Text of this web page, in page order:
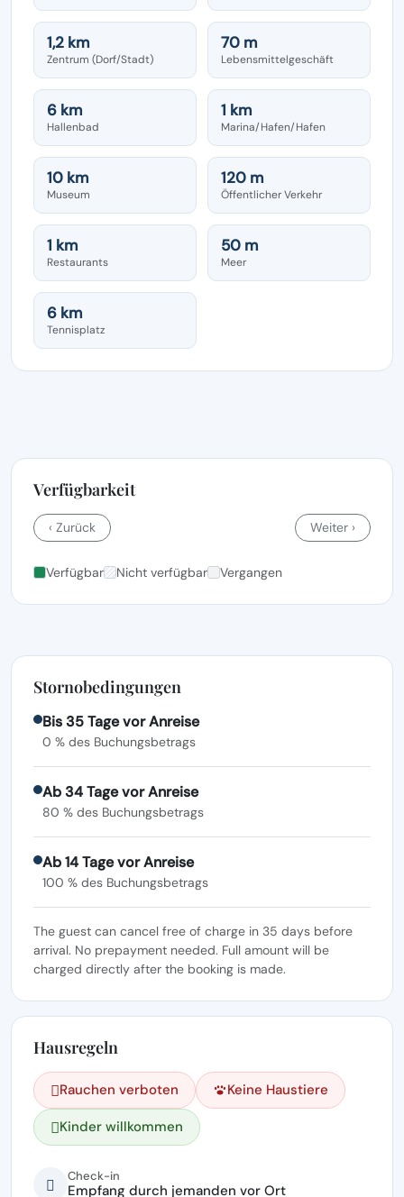
1,2 km
Zentrum (Dorf/Stadt)
70 m
Lebensmittelgeschäft
6 km
Hallenbad
1 km
Marina/Hafen/Hafen
10 km
Museum
120 m
Öffentlicher Verkehr
1 km
Restaurants
50 m
Meer
6 km
Tennisplatz
Verfügbarkeit
‹ Zurück Weiter ›
Verfügbar Nicht verfügbar Vergangen
Stornobedingungen
Bis 35 Tage vor Anreise
0 % des Buchungsbetrags
Ab 34 Tage vor Anreise
80 % des Buchungsbetrags
Ab 14 Tage vor Anreise
100 % des Buchungsbetrags
The guest can cancel free of charge in 35 days before
arrival. No prepayment needed. Full amount will be
charged directly after the booking is made.
Hausregeln
Rauchen verboten Keine Haustiere
Kinder willkommen
Check-in
Empfang durch jemanden vor Ort